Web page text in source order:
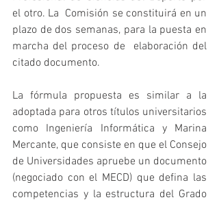
el otro. La  Comisión se constituirá en un
plazo de dos semanas, para la puesta en
marcha del proceso de  elaboración del
citado documento.
La fórmula propuesta es similar a la
adoptada para otros títulos universitarios
como Ingeniería Informática y Marina
Mercante, que consiste en que el Consejo
de Universidades apruebe un documento
(negociado con el MECD) que defina las
competencias y la estructura del Grado